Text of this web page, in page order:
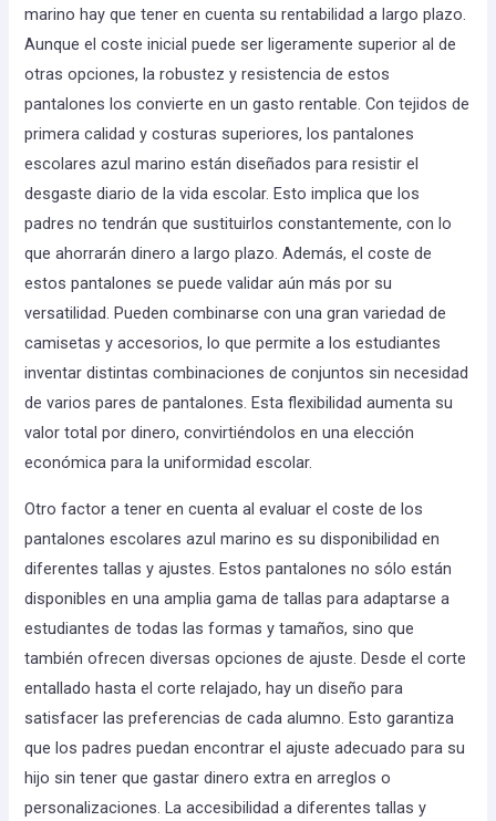
marino hay que tener en cuenta su rentabilidad a largo plazo.
Aunque el coste inicial puede ser ligeramente superior al de
otras opciones, la robustez y resistencia de estos
pantalones los convierte en un gasto rentable. Con tejidos de
primera calidad y costuras superiores, los pantalones
escolares azul marino están diseñados para resistir el
desgaste diario de la vida escolar. Esto implica que los
padres no tendrán que sustituirlos constantemente, con lo
que ahorrarán dinero a largo plazo. Además, el coste de
estos pantalones se puede validar aún más por su
versatilidad. Pueden combinarse con una gran variedad de
camisetas y accesorios, lo que permite a los estudiantes
inventar distintas combinaciones de conjuntos sin necesidad
de varios pares de pantalones. Esta flexibilidad aumenta su
valor total por dinero, convirtiéndolos en una elección
económica para la uniformidad escolar.
Otro factor a tener en cuenta al evaluar el coste de los
pantalones escolares azul marino es su disponibilidad en
diferentes tallas y ajustes. Estos pantalones no sólo están
disponibles en una amplia gama de tallas para adaptarse a
estudiantes de todas las formas y tamaños, sino que
también ofrecen diversas opciones de ajuste. Desde el corte
entallado hasta el corte relajado, hay un diseño para
satisfacer las preferencias de cada alumno. Esto garantiza
que los padres puedan encontrar el ajuste adecuado para su
hijo sin tener que gastar dinero extra en arreglos o
personalizaciones. La accesibilidad a diferentes tallas y